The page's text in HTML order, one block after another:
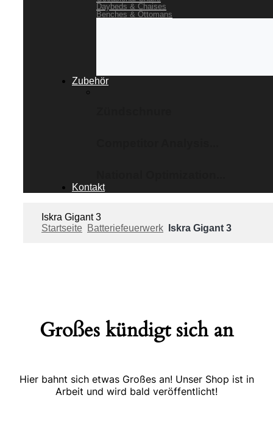
Daybeds & Chaises
Benches & Ottomans
Zubehör
Kontakt
Iskra Gigant 3
Startseite Batteriefeuerwerk Iskra Gigant 3
Großes kündigt sich an
Hier bahnt sich etwas Großes an! Unser Shop ist in
Arbeit und wird bald veröffentlicht!